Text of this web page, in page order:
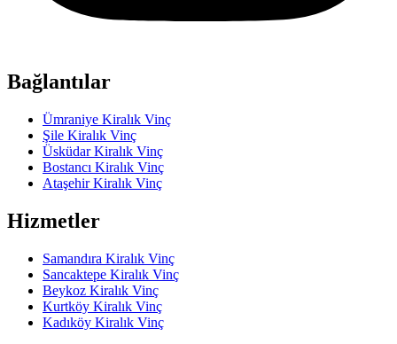
Bağlantılar
Ümraniye Kiralık Vinç
Şile Kiralık Vinç
Üsküdar Kiralık Vinç
Bostancı Kiralık Vinç
Ataşehir Kiralık Vinç
Hizmetler
Samandıra Kiralık Vinç
Sancaktepe Kiralık Vinç
Beykoz Kiralık Vinç
Kurtköy Kiralık Vinç
Kadıköy Kiralık Vinç